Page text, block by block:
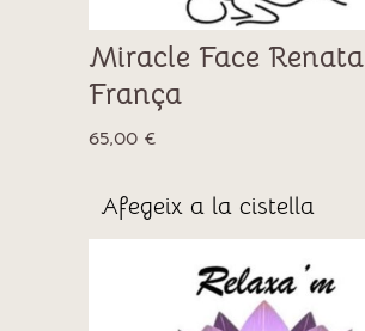
Miracle Face Renata
França
65,00 €
Afegeix a la cistella